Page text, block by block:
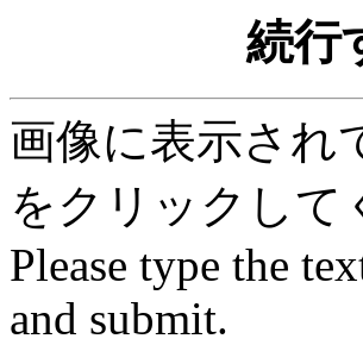
続行
画像に表示され
をクリックして
Please type the
and submit.